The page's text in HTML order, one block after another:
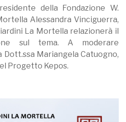
della Fondazione W.
Alessandra Vinciguerra,
La Mortella relazionerà il
sul tema. A moderare
Dott.ssa Mariangela Catuogno,
Progetto Kepos.